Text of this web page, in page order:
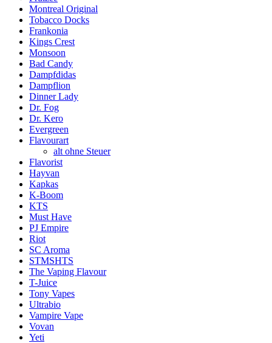
Montreal Original
Tobacco Docks
Frankonia
Kings Crest
Monsoon
Bad Candy
Dampfdidas
Dampflion
Dinner Lady
Dr. Fog
Dr. Kero
Evergreen
Flavourart
alt ohne Steuer
Flavorist
Hayvan
Kapkas
K-Boom
KTS
Must Have
PJ Empire
Riot
SC Aroma
STMSHTS
The Vaping Flavour
T-Juice
Tony Vapes
Ultrabio
Vampire Vape
Vovan
Yeti